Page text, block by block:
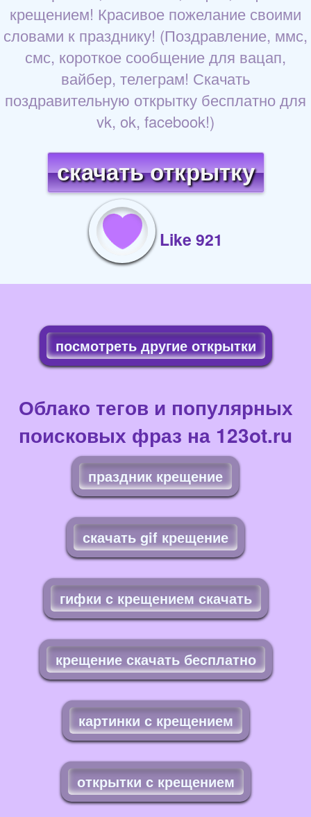
крещением! Красивое пожелание своими
словами к празднику! (Поздравление, ммс,
смс, короткое сообщение для вацап,
вайбер, телеграм! Скачать
поздравительную открытку бесплатно для
vk, ok, facebook!)
скачать открытку
Like 921
посмотреть другие открытки
Облако тегов и популярных
поисковых фраз на 123ot.ru
праздник крещение
скачать gif крещение
гифки с крещением скачать
крещение скачать бесплатно
картинки с крещением
открытки с крещением